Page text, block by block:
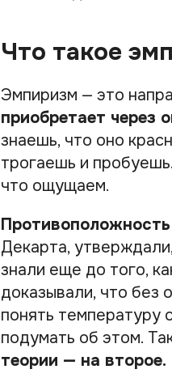
Что такое
Эмпиризм — это
приобретает через
знаешь, что оно
трогаешь и
что ощущаем.
Декарта,
знали еще до того,
доказывали, что без
понять температуру
подумать об этом.
теории — на второе.